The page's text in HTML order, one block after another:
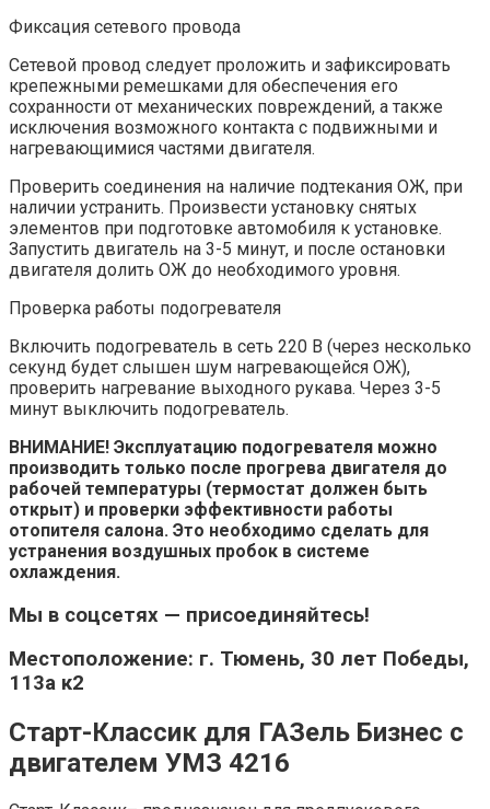
Фиксация сетевого провода
Сетевой провод следует проложить и зафиксировать
крепежными ремешками для обеспечения его
сохранности от механических повреждений, а также
исключения возможного контакта с подвижными и
нагревающимися частями двигателя.
Проверить соединения на наличие подтекания ОЖ, при
наличии устранить. Произвести установку снятых
элементов при подготовке автомобиля к установке.
Запустить двигатель на 3-5 минут, и после остановки
двигателя долить ОЖ до необходимого уровня.
Проверка работы подогревателя
Включить подогреватель в сеть 220 В (через несколько
секунд будет слышен шум нагревающейся ОЖ),
проверить нагревание выходного рукава. Через 3-5
минут выключить подогреватель.
ВНИМАНИЕ! Эксплуатацию подогревателя можно
производить только после прогрева двигателя до
рабочей температуры (термостат должен быть
открыт) и проверки эффективности работы
отопителя салона. Это необходимо сделать для
устранения воздушных пробок в системе
охлаждения.
Мы в соцсетях — присоединяйтесь!
Местоположение: г. Тюмень, 30 лет Победы,
113а к2
Старт-Классик для ГАЗель Бизнес с
двигателем УМЗ 4216